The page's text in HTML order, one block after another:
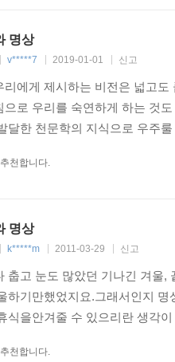
명상》에서는 위빠사나의 실
다뤄 명상 초보들에게 실질
가 되어준다.
명상
v*****7 2019-01-01 신고
리에게 제시하는 비전은 넓고
으로 우리를 숙연하게 하는 것
달한 천문학의 지식으로 우주
천합니다.
명상
k*****m 2011-03-29 신고
춥고 눈도 많았던 기나긴 겨울
하기만했었지요.그래서인지
식을안겨줄 수 있으리란 생각
천합니다.